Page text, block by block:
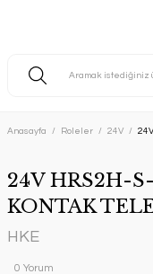
Anasayfa Roleler 24V
24V HRS2H-
KONTAK
HKE
0 Yorum